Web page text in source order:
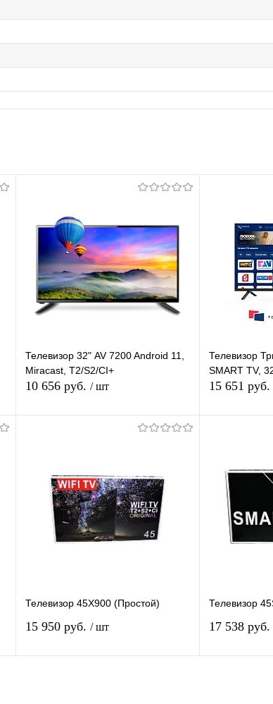
Телевизор 32" AV 7200 Android 11,
Miracast, T2/S2/CI+
10 656 руб. / шт
Купить в 1 клик К сравнению
В избранное Недоступно
Телевизор
SMART TV,
15 651 руб.
Купить в
В избранное
Телевизор 45X900 (Простой)
15 950 руб. / шт
Телевизор
17 538 руб.